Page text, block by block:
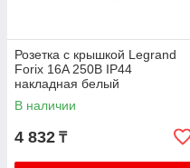
Розетка с крышкой Legrand
Forix 16A 250В IP44
накладная белый
В наличии
4 832 ₸